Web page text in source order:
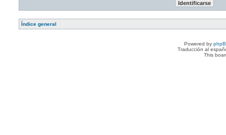
Índice general
Powered by
Traducción al
This